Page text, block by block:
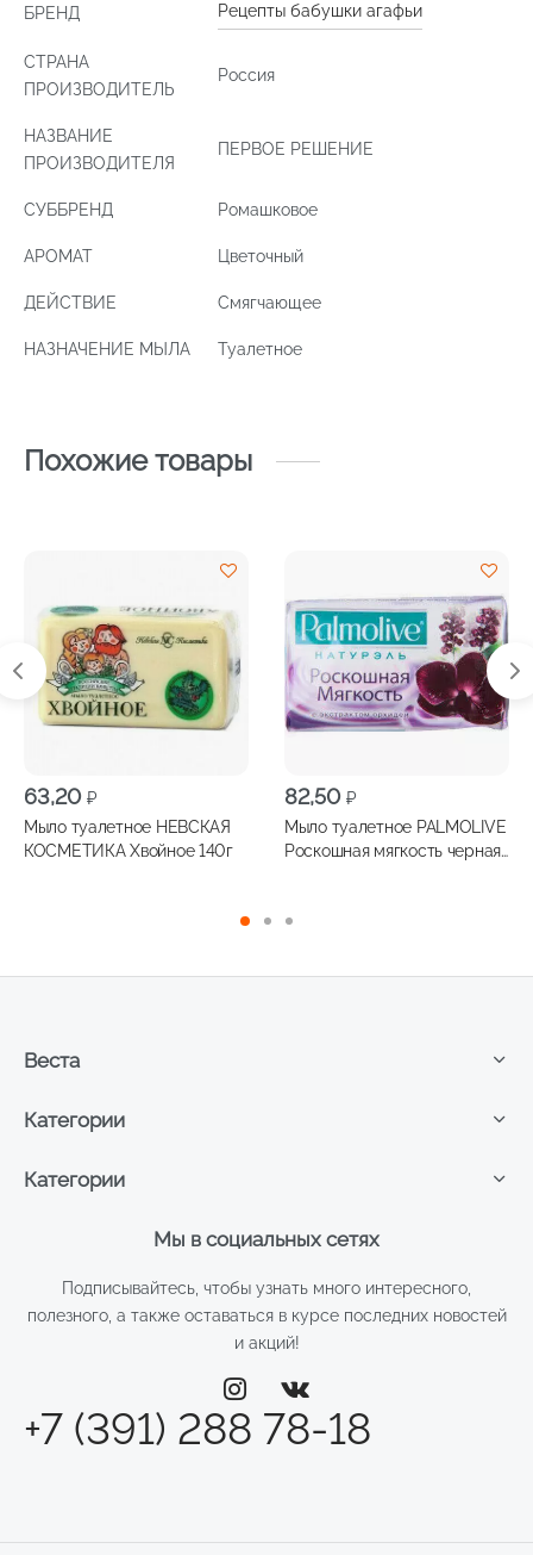
БРЕНД Рецепты бабушки агафьи
СТРАНА
ПРОИЗВОДИТЕЛЬ
Россия
НАЗВАНИЕ
ПРОИЗВОДИТЕЛЯ
ПЕРВОЕ РЕШЕНИЕ
СУББРЕНД Ромашковое
АРОМАТ Цветочный
ДЕЙСТВИЕ Смягчающее
НАЗНАЧЕНИЕ МЫЛА Туалетное
Похожие товары
63,20 ₽
Мыло туалетное НЕВСКАЯ
КОСМЕТИКА Хвойное 140г
82,50 ₽
Мыло туалетное PALMOLIVE
Роскошная мягкость черная
Мы в социальных сетях
Подписывайтесь, чтобы узнать много интересного,
полезного, а также оставаться в курсе последних новостей
и акций!
+7 (391) 288 78-18
Категории
Категории
Веста